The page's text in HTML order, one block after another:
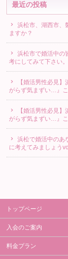
最近の投稿
浜松市、湖西市、
ますか？
浜松市で婚活中の
考にしてみて下さい。
【婚活男性必見
がらず気まずい…』
【婚活男性必見
がらず気まずい…』
浜松で婚活中のあ
に考えてみましょう
トップページ
入会のご案内
料金プラン